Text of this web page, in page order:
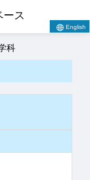
ース
English
科